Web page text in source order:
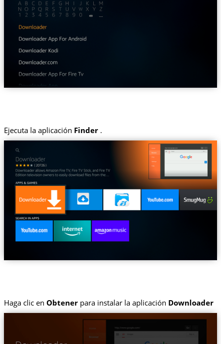
Ejecuta la aplicación Finder.
Haga clic en Obtenerpara instalar la aplicación Downloader